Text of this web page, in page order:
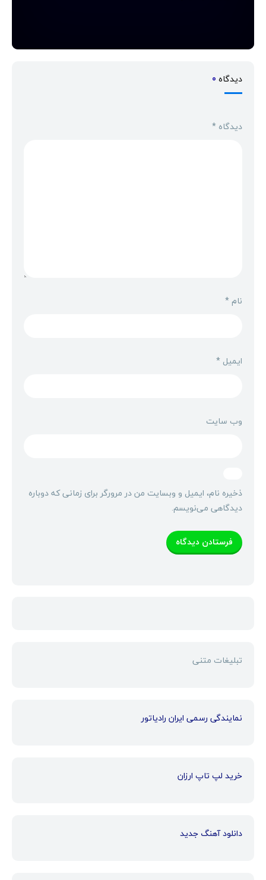
دیدگاه 0
دیدگاه *
نام*
ایمیل *
وب‌ سایت
ذخیره نام، ایمیل و وبسایت من در مرورگر برای زمانی که دوباره
دیدگاهی می‌نویسم.
تبلیغات متنی
نمایندگی رسمی ایران رادیاتور
خرید لپ تاپ ارزان
دانلود آهنگ جدید